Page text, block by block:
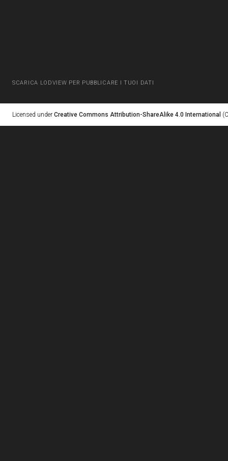
SCARICA LODVIEW PER PUBBLICARE I TUOI DATI
Licensed under Creative Commons Attribution-ShareAlike 4.0 International